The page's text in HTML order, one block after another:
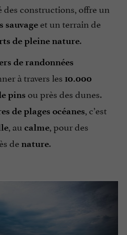
des constructions, offre un
sauvage et un terrain de
de pleine nature.
de randonnées
à travers les 10.000
pins ou près des dunes.
de plages océanes, c’est
, au calme, pour des
de nature.